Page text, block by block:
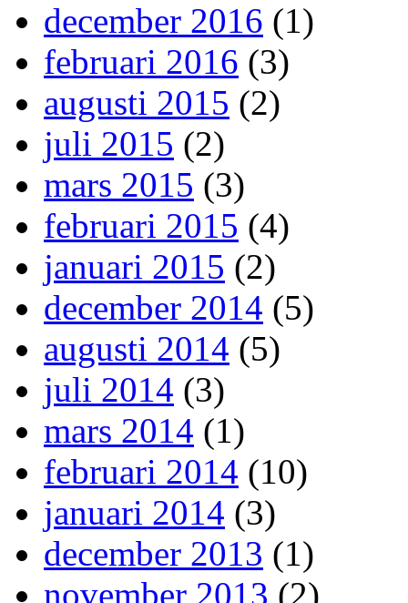
december 2016 (1)
februari 2016 (3)
augusti 2015 (2)
juli 2015 (2)
mars 2015 (3)
februari 2015 (4)
januari 2015 (2)
december 2014 (5)
augusti 2014 (5)
juli 2014 (3)
mars 2014 (1)
februari 2014 (10)
januari 2014 (3)
december 2013 (1)
november 2013 (2)